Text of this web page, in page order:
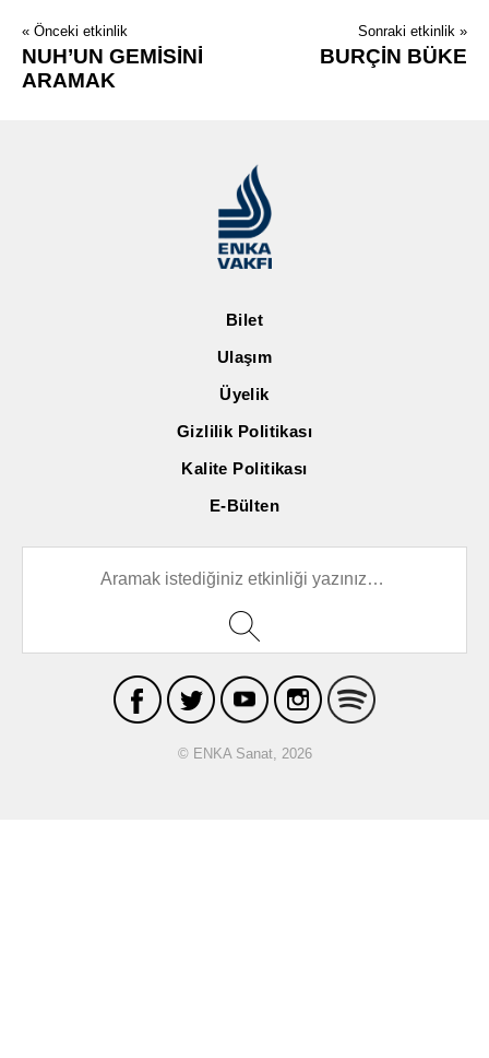
« Önceki etkinlik
NUH’UN GEMİSİNİ
ARAMAK
Sonraki etkinlik »
BURÇİN BÜKE
Bilet
Ulaşım
Üyelik
Gizlilik Politikası
Kalite Politikası
E-Bülten
© ENKA Sanat, 2026